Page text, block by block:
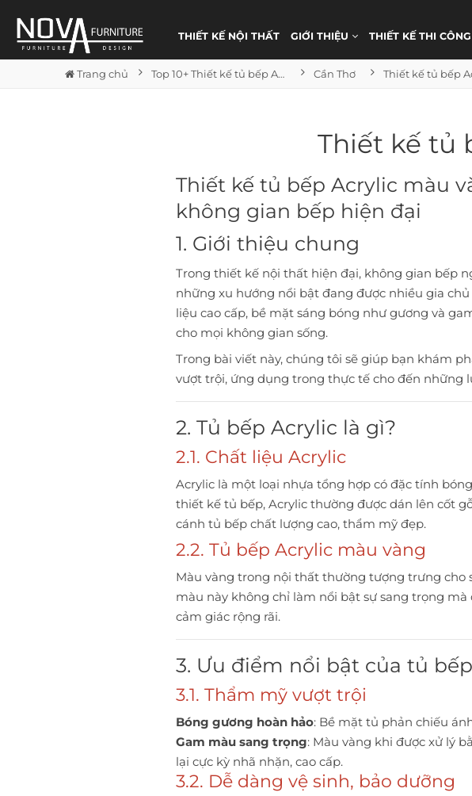
THIẾT KẾ NỘI THẤT GIỚI THIỆU THIẾT KẾ THI
Trang chủ Top 10+ Thiết kế tủ bếp Acrylic sang trọng Cần Thơ
Thiết kế tủ
Thiết kế tủ bếp Acrylic màu
không gian bếp hiện đại
1. Giới thiệu chung
Trong thiết kế nội thất hiện đại, không gian bếp
những xu hướng nổi bật đang được nhiều gia
liệu cao cấp, bề mặt sáng bóng như gương và
cho mọi không gian sống.
Trong bài viết này, chúng tôi sẽ giúp bạn khám
vượt trội, ứng dụng trong thực tế cho đến những
2. Tủ bếp Acrylic là gì?
2.1. Chất liệu Acrylic
Acrylic là một loại nhựa tổng hợp có đặc tính
thiết kế tủ bếp, Acrylic thường được dán lên cốt
cánh tủ bếp chất lượng cao, thẩm mỹ đẹp.
2.2. Tủ bếp Acrylic màu vàng
Màu vàng trong nội thất thường tượng trưng cho
màu này không chỉ làm nổi bật sự sang trọng
cảm giác rộng rãi.
3. Ưu điểm nổi bật của tủ
3.1. Thẩm mỹ vượt trội
Bóng gương hoàn hảo: Bề mặt tủ phản chiếu
Gam màu sang trọng: Màu vàng khi được xử lý
lại cực kỳ nhã nhặn, cao cấp.
3.2. Dễ dàng vệ sinh, bảo dưỡng